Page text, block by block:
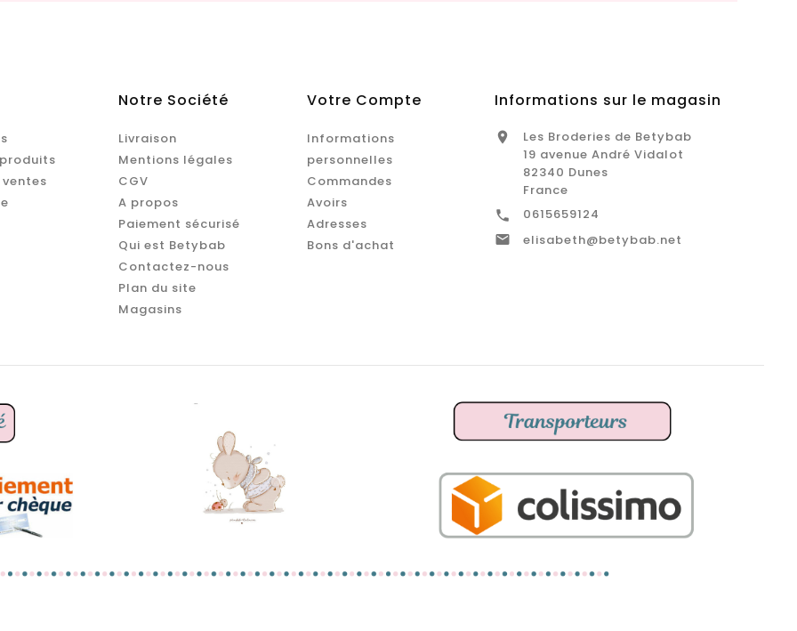
Notre Société
Livraison
Mentions légales
CGV
A propos
Paiement sécurisé
Qui est Betybab
Contactez-nous
Plan du site
Magasins
Votre Compte
Informations
personnelles
Commandes
Avoirs
Adresses
Bons d'achat
Informations sur le magasin

Les Broderies de Betybab
19 avenue André Vidalot
82340 Dunes
France
 0615659124
 elisabeth@betybab.net